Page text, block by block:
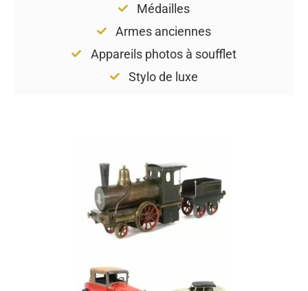
Médailles
Armes anciennes
Appareils photos à soufflet
Stylo de luxe